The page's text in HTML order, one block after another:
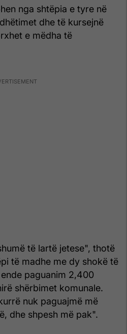
nga shtëpia e tyre në
dhe të kursejnë
e mëdha të
të lartë jetese", thotë
të madhe me dy shokë të
paguanim 2,400
shërbimet komunale.
nuk paguajmë më
dhe shpesh më pak".